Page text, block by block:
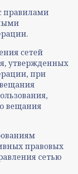
правилами
сетей
утвержденных
при
вещания
правовых
сетью